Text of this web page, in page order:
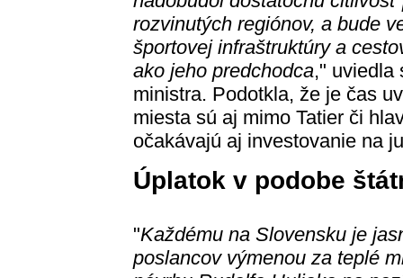
rozvinutých regiónov, a bude
športovej infraštruktúry a
ako jeho predchodca," uviedla
ministra. Podotkla, že je čas
miesta sú aj mimo Tatier či
očakávajú aj investovanie na
Úplatok v podobe
"Každému na Slovensku je
poslancov výmenou za teplé